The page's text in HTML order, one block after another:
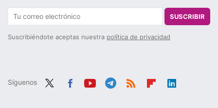
SUSCRIBIR
Suscribiéndote aceptas nuestra política de privacidad
Síguenos